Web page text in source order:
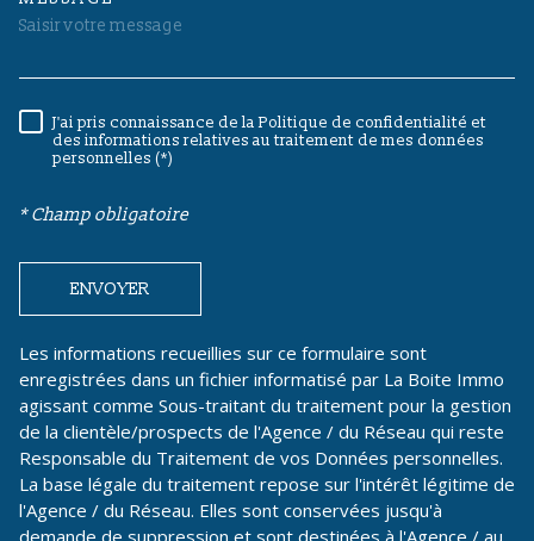
RÈGLEMENTATION
J'ai pris connaissance de la Politique de confidentialité et
des informations relatives au traitement de mes données
personnelles (*)
* Champ obligatoire
ENVOYER
Les informations recueillies sur ce formulaire sont
enregistrées dans un fichier informatisé par La Boite Immo
agissant comme Sous-traitant du traitement pour la gestion
de la clientèle/prospects de l'Agence / du Réseau qui reste
Responsable du Traitement de vos Données personnelles.
La base légale du traitement repose sur l'intérêt légitime de
l'Agence / du Réseau. Elles sont conservées jusqu'à
demande de suppression et sont destinées à l'Agence / au